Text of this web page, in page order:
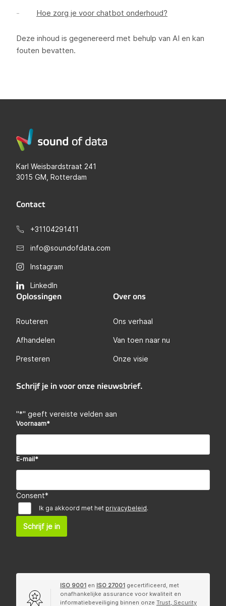
Hoe zorg je voor chatbot onderhoud?
Deze inhoud is gegenereerd met behulp van AI en kan
fouten bevatten.
Karl Weisbardstraat 241
3015 GM, Rotterdam
Contact
+31104291411
info@soundofdata.com
Instagram
LinkedIn
Oplossingen
Routeren
Afhandelen
Presteren
Over ons
Ons verhaal
Van toen naar nu
Onze visie
Schrijf je in voor onze nieuwsbrief.
"*" geeft vereiste velden aan
Voornaam*
E-mail*
Consent*
Ik ga akkoord met het privacybeleid.
Schrijf je in
ISO 9001 en ISO 27001 gecertificeerd, met
onafhankelijke assurance voor kwaliteit en
informatiebeveiliging binnen onze Trust, Security